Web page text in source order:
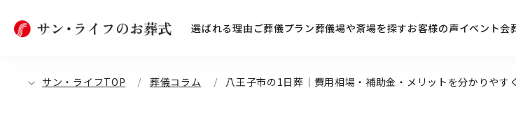
選ばれる理由 ご葬儀プラン葬儀場や斎場を探すお客様の声イベント会
サン・ライフTOP 葬儀コラム 八王子市の1日葬｜費用相場・補助金・メリットを分かりやす